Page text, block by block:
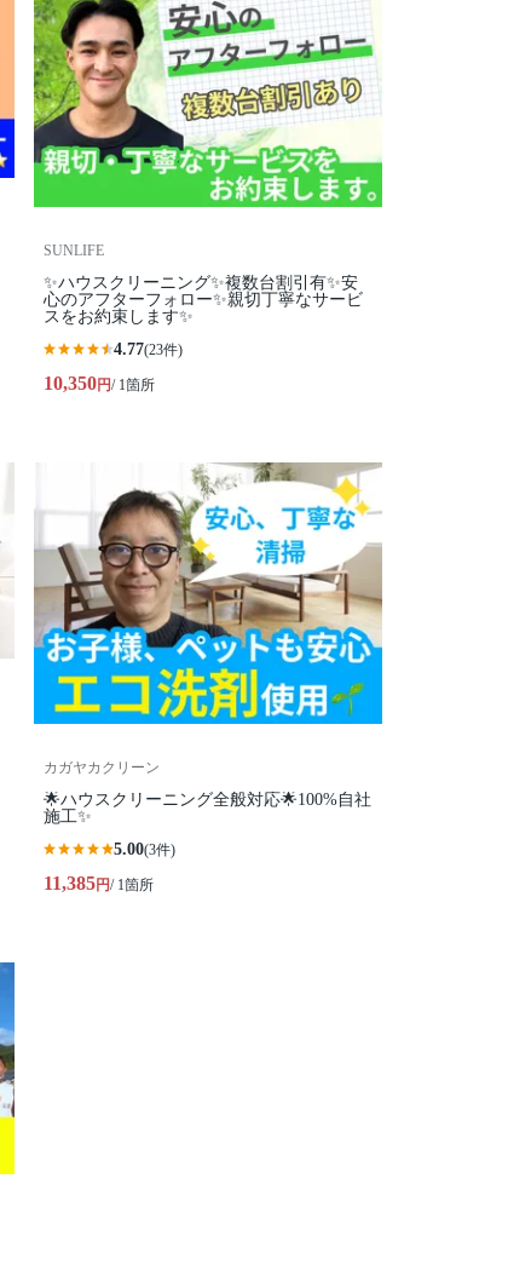
SUNLIFE
✨ハウスクリーニング✨複数台割引有✨安
心のアフターフォロー✨親切丁寧なサービ
スをお約束します✨
4.77(23件)
10,350円/ 1箇所
カガヤカクリーン
🌟ハウスクリーニング全般対応🌟100%自社
施工✨
5.00(3件)
11,385円/ 1箇所